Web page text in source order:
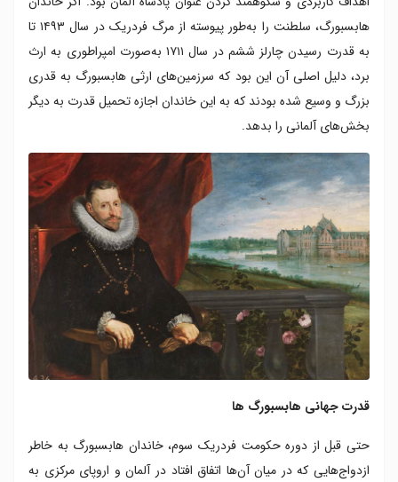
هابسبورگ، سلطنت را به‌طور پیوسته از مرگ فردریک در سال ۱۴۹۳ تا
به قدرت رسیدن چارلز ششم در سال ۱۷۱۱ به‌صورت امپراطوری به ارث
برد، دلیل اصلی آن این بود که سرزمین‌های ارثی هابسبورگ به قدری
بزرگ و وسیع شده بودند که به این خاندان اجازه تحمیل قدرت به دیگر
بخش‌های آلمانی را بدهد.
قدرت جهانی هابسبورگ ها
حتی قبل از دوره حکومت فردریک سوم، خاندان هابسبورگ به خاطر
ازدواج‌هایی که در میان آن‌ها اتفاق افتاد در آلمان و اروپای مرکزی به